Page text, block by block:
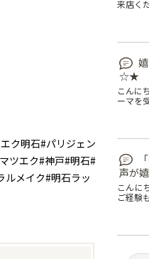
ク明石#パリジェン
ツエク#神戸#明石#
ルメイク#明石ラッ
来店く
☆★
こんに
ーマを
声が
こんに
ご経験